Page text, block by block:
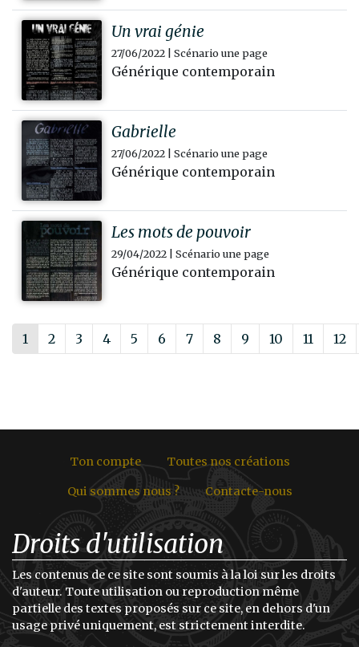
Un vrai génie
27/06/2022 | Scénario une page
Générique contemporain
Gabrielle
27/06/2022 | Scénario une page
Générique contemporain
Les mots de pouvoir
29/04/2022 | Scénario une page
Générique contemporain
1 2 3 4 5 6 7 8 9 10 11 12
Ton compte Toutes nos créations
Qui sommes nous ? Contacte-nous
Droits d'utilisation
Les contenus de ce site sont soumis à la loi sur les droits
d'auteur. Toute utilisation ou reproduction même
partielle des textes proposés sur ce site, en dehors d'un
usage privé uniquement, est strictement interdite.